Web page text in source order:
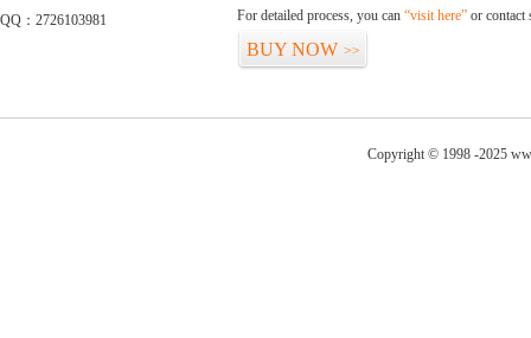
QQ：2726103981
For detailed process, you can “visit here” or contact
BUY NOW >>
Copyright © 1998 -2025